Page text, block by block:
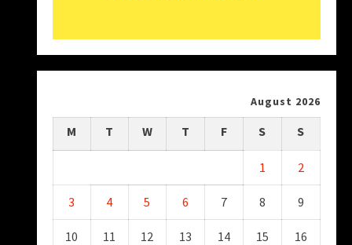
August 2026
M T W T F S S
1 2
3 4 5 6 7 8 9
10 11 12 13 14 15 16